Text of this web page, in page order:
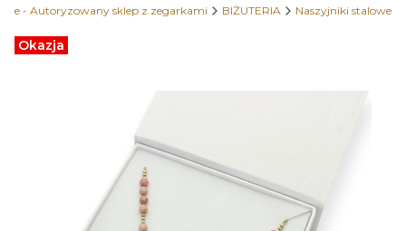
- Autoryzowany sklep z zegarkami BIŻUTERIA Naszyjniki stalowe
Etykiety
Okazja